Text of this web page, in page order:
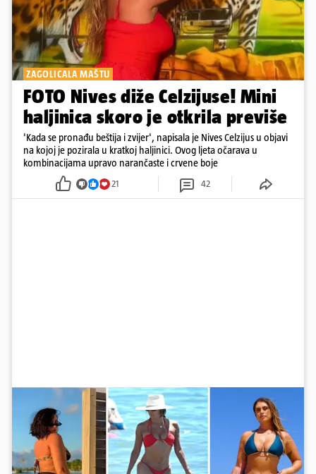
ZAGOLICALA MAŠTU
FOTO Nives diže Celzijuse! Mini
haljinica skoro je otkrila previše
'Kada se pronađu beštija i zvijer', napisala je Nives Celzijus u objavi
na kojoj je pozirala u kratkoj haljinici. Ovog ljeta očarava u
kombinacijama upravo narančaste i crvene boje
21 42